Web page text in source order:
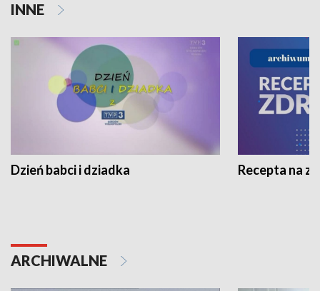
INNE
Dzień babci i dziadka Recepta na
ARCHIWALNE